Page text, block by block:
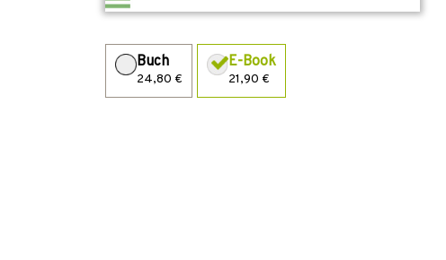
Buch
24,80 €
E-Book
21,90 €